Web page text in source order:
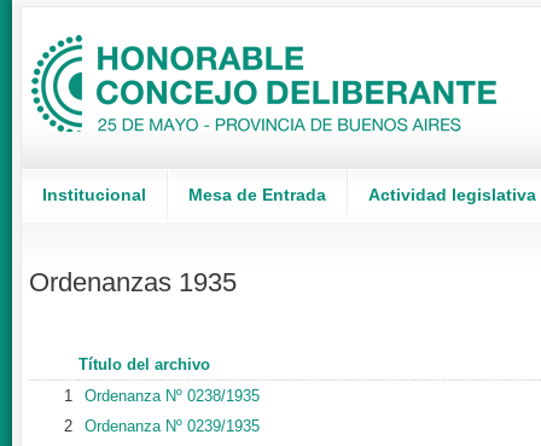
Institucional Mesa de Entrada Actividad legislativa
Ordenanzas 1935
Título del archivo
1
Ordenanza Nº 0238/1935
2
Ordenanza Nº 0239/1935